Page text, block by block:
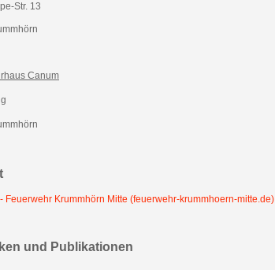
Str. 13
Canum
Feuerwehr Krummhörn Mitte (feuerwehr-krummhoern-mitte.de)
und Publikationen